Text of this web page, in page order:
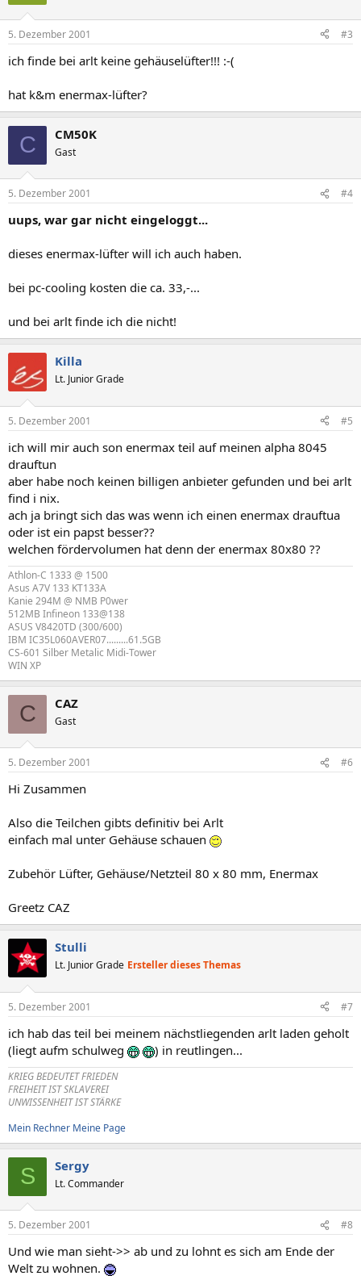
5. Dezember 2001 #3
ich finde bei arlt keine gehäuselüfter!!! :-(
hat k&m enermax-lüfter?
C CM50K
Gast
5. Dezember 2001 #4
uups, war gar nicht eingeloggt...
dieses enermax-lüfter will ich auch haben.
bei pc-cooling kosten die ca. 33,-...
und bei arlt finde ich die nicht!
Killa
Lt. Junior Grade
5. Dezember 2001 #5
ich will mir auch son enermax teil auf meinen alpha 8045
drauftun
aber habe noch keinen billigen anbieter gefunden und bei arlt
find i nix.
ach ja bringt sich das was wenn ich einen enermax drauftua
oder ist ein papst besser??
welchen fördervolumen hat denn der enermax 80x80 ??
Athlon-C 1333 @ 1500
Asus A7V 133 KT133A
Kanie 294M @ NMB P0wer
512MB Infineon 133@138
ASUS V8420TD (300/600)
IBM IC35L060AVER07.........61.5GB
CS-601 Silber Metalic Midi-Tower
WIN XP
C CAZ
Gast
5. Dezember 2001 #6
Hi Zusammen
Also die Teilchen gibts definitiv bei Arlt
einfach mal unter Gehäuse schauen
Zubehör Lüfter, Gehäuse/Netzteil 80 x 80 mm, Enermax
Greetz CAZ
Stulli
Lt. Junior Grade Ersteller dieses Themas
5. Dezember 2001 #7
ich hab das teil bei meinem nächstliegenden arlt laden geholt
(liegt aufm schulweg
) in reutlingen...
KRIEG BEDEUTET FRIEDEN
FREIHEIT IST SKLAVEREI
UNWISSENHEIT IST STÄRKE
Mein Rechner Meine Page
S Sergy
Lt. Commander
5. Dezember 2001 #8
Und wie man sieht->> ab und zu lohnt es sich am Ende der
Welt zu wohnen.